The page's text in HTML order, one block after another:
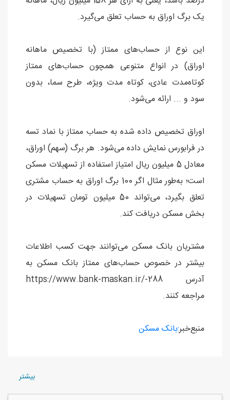
یک برگ اوراق به حساب تعلق می‌گیرد.
این نوع از حساب‌های ممتاز (با تخصیص ماهانه
اوراق) در انواع متنوعی همچون حساب‌های ممتاز
کوتاه‌مدت عادی، کوتاه مدت ویژه، طرح سما، بدون
سود و ... ارائه می‌شود.
اوراق تخصیص داده شده به حساب ممتاز با نماد تسه
در فرابورس نمایش داده می‌شود. هر برگ (سهم) اوراق،
معادل 5 میلیون ریال امتیاز استفاده از تسهیلات مسکن
است؛ به‌طور مثال اگر 100 برگ اوراق به حساب مشتری
تعلق بگیرد، می‌تواند 50 میلیون تومان تسهیلات در
بخش مسکن دریافت کند.
مشتریان بانک مسکن می‌توانند جهت کسب اطلاعات
بیشتر در خصوص حساب‌های ممتاز بانک مسکن به
آدرس https://www.bank-maskan.ir/-288
مراجعه کنند.
منبع‌خبر:بانک مسکن
بيشتر